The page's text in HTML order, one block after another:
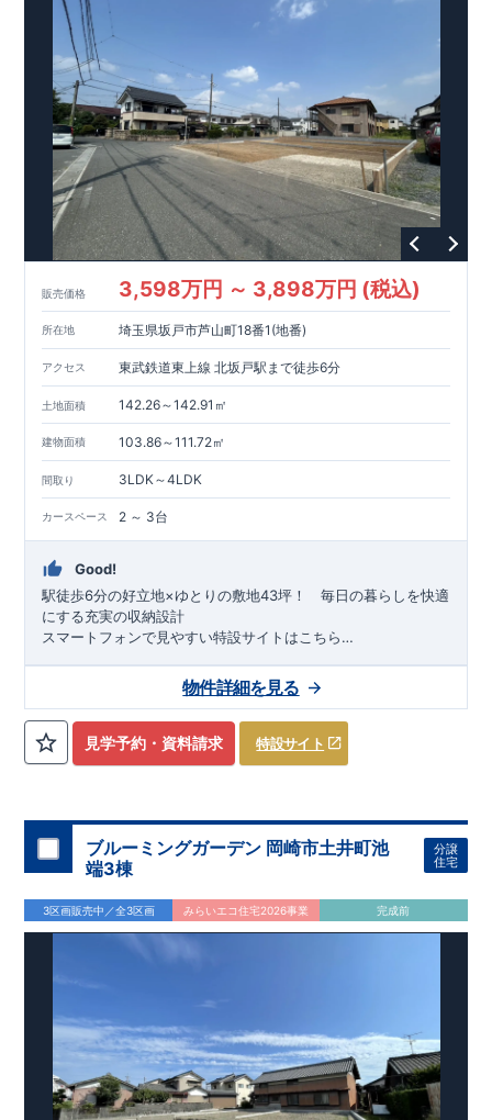
販売価格 3,598万円 ～ 3,898万円 (税込)
所在地 埼玉県坂戸市芦山町18番1(地番)
アクセス 東武鉄道東上線 北坂戸駅まで徒歩6分
土地面積 142.26～142.91㎡
建物面積 103.86～111.72㎡
間取り 3LDK～4LDK
カースペース 2 ～ 3台
Good!
駅徒歩6分の好立地×ゆとりの敷地43坪！ 毎日の暮らしを快適
にする充実の収納設計
スマートフォンで見やすい特設サイトはこちら
見学予約・資料請求 特設サイト
物件詳細を見る
ブルーミングガーデン 岡崎市土井町池
端3棟
分譲
住宅
3区画販売中／全3区画 みらいエコ住宅2026事業 完成前